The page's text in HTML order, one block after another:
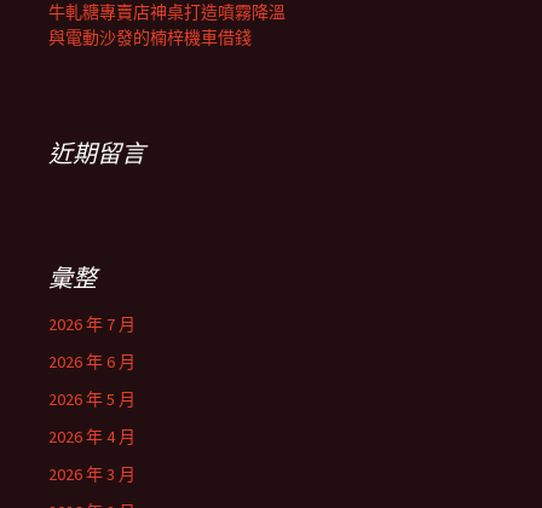
牛軋糖專賣店神桌打造噴霧降溫
與電動沙發的楠梓機車借錢
近期留言
彙整
2026 年 7 月
2026 年 6 月
2026 年 5 月
2026 年 4 月
2026 年 3 月